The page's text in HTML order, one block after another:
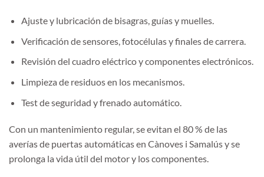
Ajuste y lubricación de bisagras, guías y muelles.
Verificación de sensores, fotocélulas y finales de carrera.
Revisión del cuadro eléctrico y componentes electrónicos.
Limpieza de residuos en los mecanismos.
Test de seguridad y frenado automático.
Con un mantenimiento regular, se evitan el 80 % de las
averías de puertas automáticas en Cànoves i Samalús y se
prolonga la vida útil del motor y los componentes.